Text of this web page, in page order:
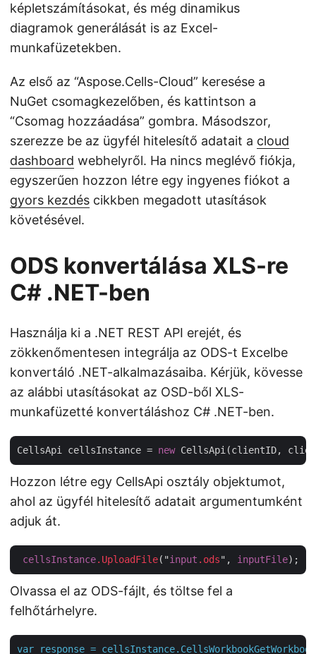
képletszámításokat, és még dinamikus
diagramok generálását is az Excel-
munkafüzetekben.
Az első az “Aspose.Cells-Cloud” keresése a
NuGet csomagkezelőben, és kattintson a
“Csomag hozzáadása” gombra. Másodszor,
szerezze be az ügyfél hitelesítő adatait a cloud
dashboard webhelyről. Ha nincs meglévő fiókja,
egyszerűen hozzon létre egy ingyenes fiókot a
gyors kezdés cikkben megadott utasítások
követésével.
ODS konvertálása XLS-re
C# .NET-ben
Használja ki a .NET REST API erejét, és
zökkenőmentesen integrálja az ODS-t Excelbe
konvertáló .NET-alkalmazásaiba. Kérjük, kövesse
az alábbi utasításokat az OSD-ből XLS-
munkafüzetté konvertáláshoz C# .NET-ben.
CellsApi cellsInstance = new
Hozzon létre egy CellsApi osztály objektumot,
ahol az ügyfél hitelesítő adatait argumentumként
adjuk át.
cellsInstance.UploadFile("input .ods", inputFile
Olvassa el az ODS-fájlt, és töltse fel a
felhőtárhelyre.
var response =